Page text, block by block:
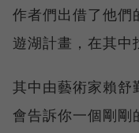
作者們出借了他們
遊湖計畫，在其中
其中由藝術家賴舒
會告訴你一個剛剛